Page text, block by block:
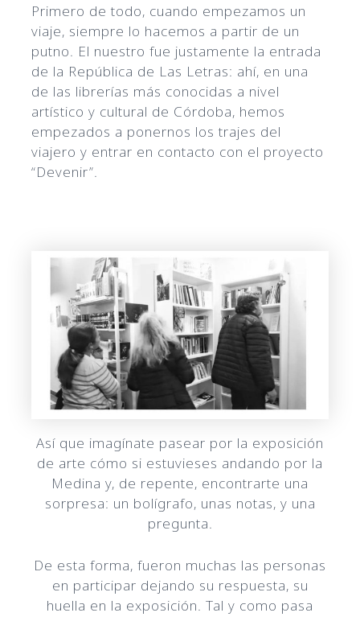
Primero de todo, cuando empezamos un
viaje, siempre lo hacemos a partir de un
putno. El nuestro fue justamente la entrada
de la República de Las Letras: ahí, en una
de las librerías más conocidas a nivel
artístico y cultural de Córdoba, hemos
empezados a ponernos los trajes del
viajero y entrar en contacto con el proyecto
“Devenir”.
Así que imagínate pasear por la exposición
de arte cómo si estuvieses andando por la
Medina y, de repente, encontrarte una
sorpresa: un bolígrafo, unas notas, y una
pregunta.
De esta forma, fueron muchas las personas
en participar dejando su respuesta, su
huella en la exposición. Tal y como pasa